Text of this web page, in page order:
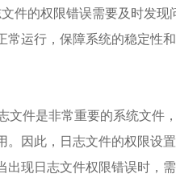
件的权限错误需要及时发
运行，保障系统的稳定性和
文件是非常重要的系统文件
。因此，日志文件的权限设
出现日志文件权限错误时，